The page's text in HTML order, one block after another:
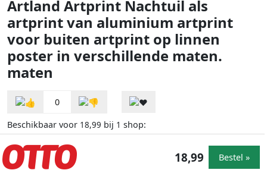
Artland Artprint Nachtuil als
artprint van aluminium artprint
voor buiten artprint op linnen
poster in verschillende maten.
maten
0
Beschikbaar voor 18,99 bij 1 shop:
18,99 Bestel »